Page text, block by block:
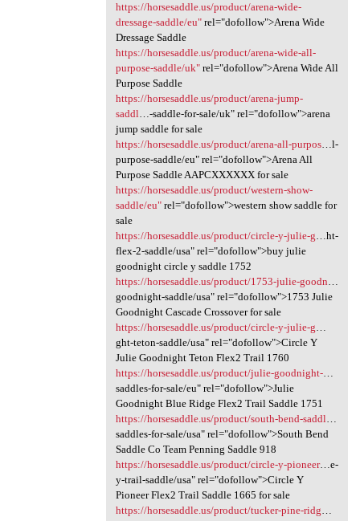
https://horsesaddle.us/product/arena-wide-
dressage-saddle/eu"rel="dofollow">Arena Wide
Dressage Saddle
https://horsesaddle.us/product/arena-wide-all-
purpose-saddle/uk"rel="dofollow">Arena Wide All
Purpose Saddle
https://horsesaddle.us/product/arena-jump-
saddl…-saddle-for-sale/uk" rel="dofollow">arena
jump saddle for sale
https://horsesaddle.us/product/arena-all-purpos…l-
purpose-saddle/eu" rel="dofollow">Arena All
Purpose Saddle AAPCXXXXXX for sale
https://horsesaddle.us/product/western-show-
saddle/eu"rel="dofollow">western show saddle for
sale
https://horsesaddle.us/product/circle-y-julie-g…ht-
flex-2-saddle/usa" rel="dofollow">buy julie
goodnight circle y saddle 1752
https://horsesaddle.us/product/1753-julie-goodn…
goodnight-saddle/usa" rel="dofollow">1753 Julie
Goodnight Cascade Crossover for sale
https://horsesaddle.us/product/circle-y-julie-g…
ght-teton-saddle/usa" rel="dofollow">Circle Y
Julie Goodnight Teton Flex2 Trail 1760
https://horsesaddle.us/product/julie-goodnight-…
saddles-for-sale/eu" rel="dofollow">Julie
Goodnight Blue Ridge Flex2 Trail Saddle 1751
https://horsesaddle.us/product/south-bend-saddl…
saddles-for-sale/usa" rel="dofollow">South Bend
Saddle Co Team Penning Saddle 918
https://horsesaddle.us/product/circle-y-pioneer…e-
y-trail-saddle/usa" rel="dofollow">Circle Y
Pioneer Flex2 Trail Saddle 1665 for sale
https://horsesaddle.us/product/tucker-pine-ridg…